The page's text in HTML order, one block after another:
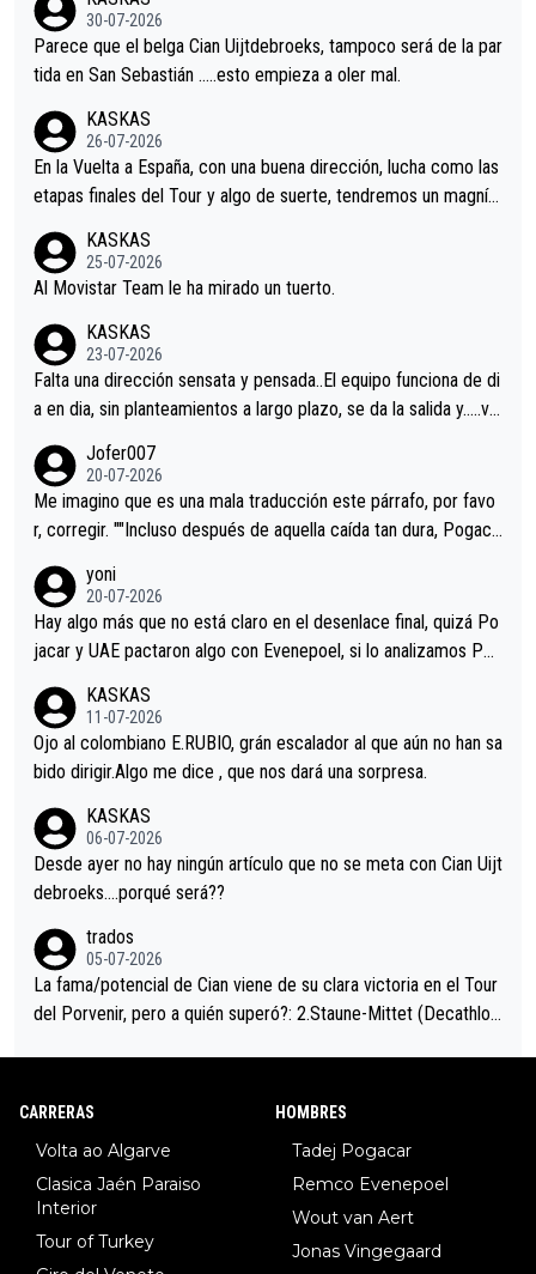
s.La única buena noticia es la mejoría de Enric Más en San Seb
astian.Si en la Vuelta a Burgos sigue la mejoría, podríamos ten
er alguna sorpresa en la Vuelta.Ojalá.
30-07-2026
Parece que el belga Cian Uijtdebroeks, tampoco será de la par
tida en San Sebastián …..esto empieza a oler mal.
KASKAS
26-07-2026
En la Vuelta a España, con una buena dirección, lucha como las
etapas finales del Tour y algo de suerte, tendremos un magnífi
KASKAS
25-07-2026
Al Movistar Team le ha mirado un tuerto.
KASKAS
23-07-2026
Falta una dirección sensata y pensada..El equipo funciona de di
a en dia, sin planteamientos a largo plazo, se da la salida y…..ve
Minguez, Velez etc etc.Me da pena vivir estos momentos tan
tristes sin victorias.
Jofer007
20-07-2026
Me imagino que es una mala traducción este párrafo, por favo
r, corregir. ""Incluso después de aquella caída tan dura, Pogaca
permaneció pegado a su rueda. Parecía increíble la forma en l
a que era capaz de controlar el miedo", recordó."
yoni
20-07-2026
Hay algo más que no está claro en el desenlace final, quizá Po
jacar y UAE pactaron algo con Evenepoel, si lo analizamos Poj
i sin pedalear, luego está el saludo con Evenepoel dándose la
mano de una manera muy fraternal, más allá de los típicos toqu
es en el hombro con que saludaba a Vingegard. Ahí hubo una in
eta, a ver si por querer poner a Del Toro con calzador en posi
ción de podio UAE y Pojacar se van complicar el tour.
KASKAS
11-07-2026
Ojo al colombiano E.RUBIO, grán escalador al que aún no han sa
bido dirigir.Algo me dice , que nos dará una sorpresa.
KASKAS
06-07-2026
Desde ayer no hay ningún artículo que no se meta con Cian Uijt
debroeks….porqué será??
trados
05-07-2026
La fama/potencial de Cian viene de su clara victoria en el Tour
del Porvenir, pero a quién superó?: 2.Staune-Mittet (Decathlon,
CARRERAS
Volta ao Algarve
Clasica Jaén Paraiso
Interior
Tour of Turkey
HOMBRES
Tadej Pogacar
Remco Evenepoel
Wout van Aert
Jonas Vingegaard